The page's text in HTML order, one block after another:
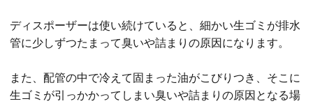
ディスポーザーは使い続けていると、細かい生ゴミが排水
管に少しずつたまって臭いや詰まりの原因になります。
また、配管の中で冷えて固まった油がこびりつき、そこに
生ゴミが引っかかってしまい臭いや詰まりの原因となる場